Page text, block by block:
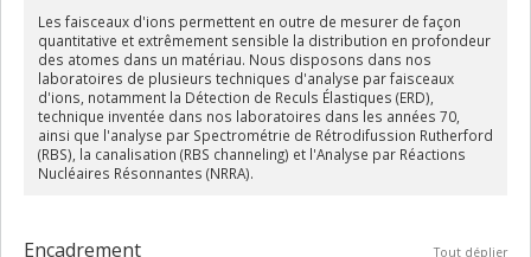
Les faisceaux d'ions permettent en outre de mesurer de façon
quantitative et extrêmement sensible la distribution en profondeur
des atomes dans un matériau. Nous disposons dans nos
laboratoires de plusieurs techniques d'analyse par faisceaux
d'ions, notamment la Détection de Reculs Élastiques (ERD),
technique inventée dans nos laboratoires dans les années 70,
ainsi que l'analyse par Spectrométrie de Rétrodifussion Rutherford
(RBS), la canalisation (RBS channeling) et l'Analyse par Réactions
Nucléaires Résonnantes (NRRA).
Encadrement Tout déplier